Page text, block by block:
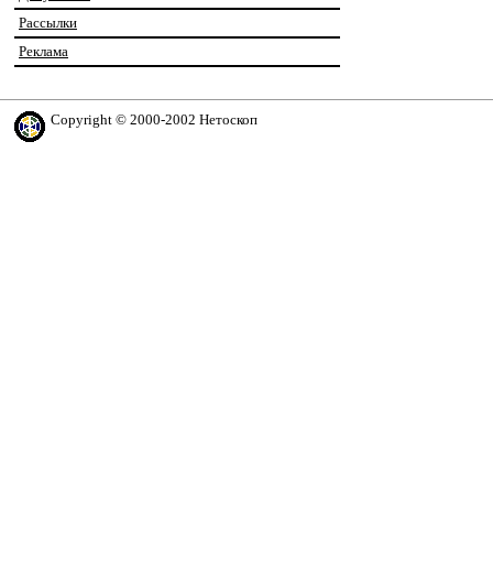
Рассылки
Реклама
Copyright © 2000-2002 Нетоскоп